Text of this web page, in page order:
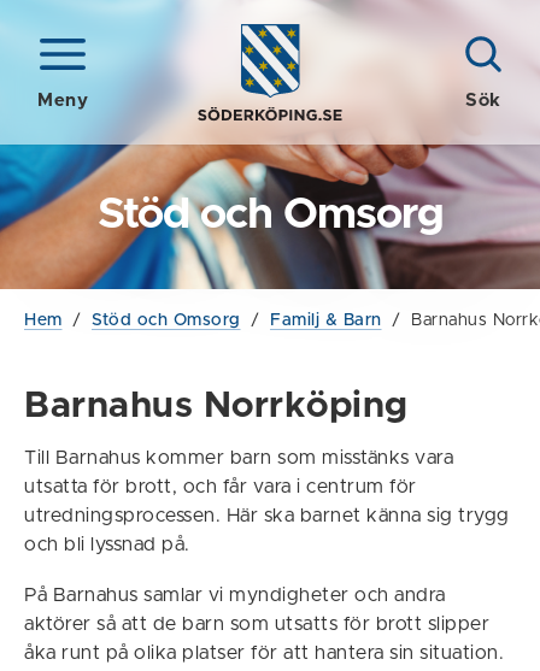
Meny Sök
Stöd och Omsorg
Hem / Stöd och Omsorg / Familj & Barn / Barnahus
Barnahus Norrköping
Till Barnahus kommer barn som misstänks vara
utsatta för brott, och får vara i centrum för
utredningsprocessen. Här ska barnet känna sig trygg
och bli lyssnad på.
På Barnahus samlar vi myndigheter och andra
aktörer så att de barn som utsatts för brott slipper
åka runt på olika platser för att hantera sin situation.